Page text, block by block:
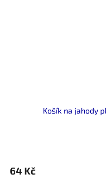
Košík na jahody
64 Kč